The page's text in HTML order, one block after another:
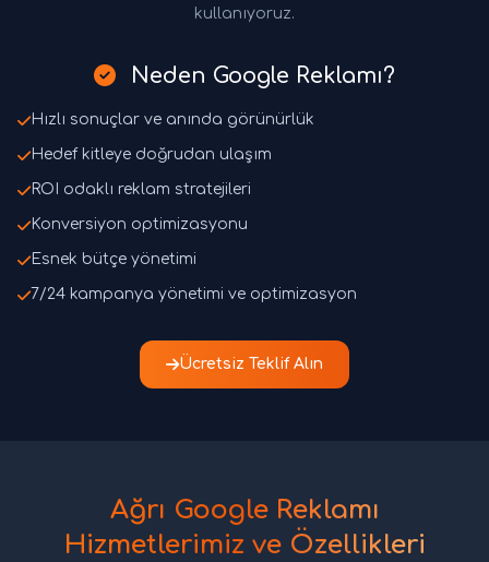
kullanıyoruz.
Neden Google Reklamı?
Hızlı sonuçlar ve anında görünürlük
Hedef kitleye doğrudan ulaşım
ROI odaklı reklam stratejileri
Konversiyon optimizasyonu
Esnek bütçe yönetimi
7/24 kampanya yönetimi ve optimizasyon
Ücretsiz Teklif Alın
Ağrı Google Reklamı
Hizmetlerimiz ve Özellikleri